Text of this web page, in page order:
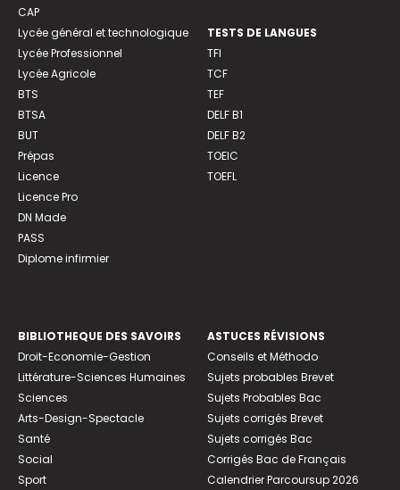
CAP
Lycée général et technologique
Lycée Professionnel
Lycée Agricole
BTS
BTSA
BUT
Prépas
Licence
Licence Pro
DN Made
PASS
Diplome infirmier
TESTS DE LANGUES
TFI
TCF
TEF
DELF B1
DELF B2
TOEIC
TOEFL
BIBLIOTHEQUE DES SAVOIRS
Droit-Economie-Gestion
Littérature-Sciences Humaines
Sciences
Arts-Design-Spectacle
Santé
Social
Sport
ASTUCES RÉVISIONS
Conseils et Méthodo
Sujets probables Brevet
Sujets Probables Bac
Sujets corrigés Brevet
Sujets corrigés Bac
Corrigés Bac de Français
Calendrier Parcoursup 2026